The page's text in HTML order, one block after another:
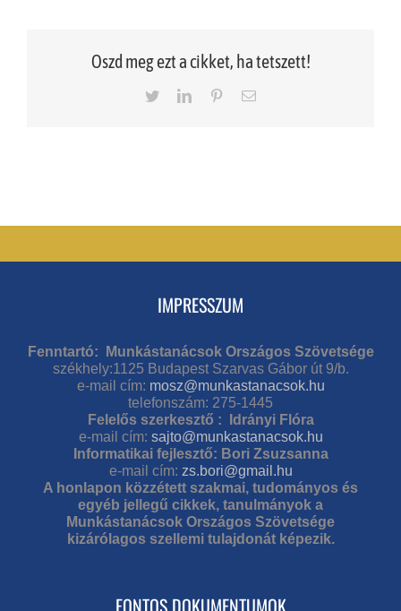
Oszd meg ezt a cikket, ha tetszett!
TwitterLinkedInPinterestEmail
IMPRESSZUM
Fenntartó: Munkástanácsok Országos Szövetsége
székhely:1125 Budapest Szarvas Gábor út 9/b.
e-mail cím: mosz@munkastanacsok.hu
telefonszám: 275-1445
Felelős szerkesztő : Idrányi Flóra
e-mail cím: sajto@munkastanacsok.hu
Informatikai fejlesztő: Bori Zsuzsanna
e-mail cím: zs.bori@gmail.hu
A honlapon közzétett szakmai, tudományos és
egyéb jellegű cikkek, tanulmányok a
Munkástanácsok Országos Szövetsége
kizárólagos szellemi tulajdonát képezik.
FONTOS DOKUMENTUMOK